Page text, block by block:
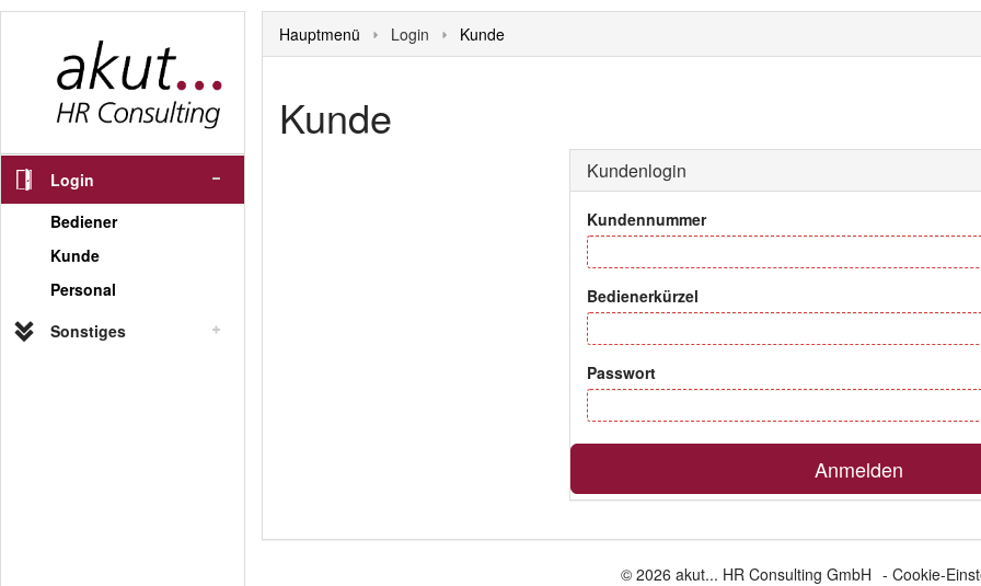
Login
Bediener
Kunde
Personal
Sonstiges
Hauptmenü Login Kunde
Kunde
Kundenlogin
Kundennummer
Bedienerkürzel
Passwort
Anmelden
© 2026 akut... HR Consulting GmbH - Cookie-